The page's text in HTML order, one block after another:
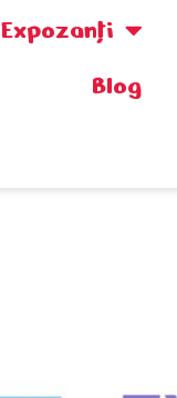
Expozanţi
Blog